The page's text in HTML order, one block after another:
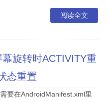
阅读全文
旋转时ACTIVITY重
态重置
在AndroidManifest.xml里